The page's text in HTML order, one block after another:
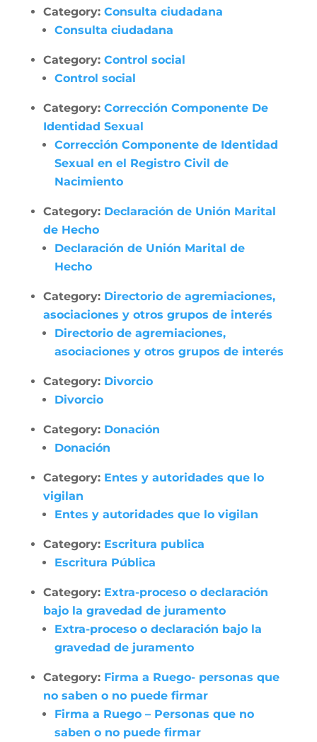
Category: Consulta ciudadana
Consulta ciudadana
Category: Control social
Control social
Category: Corrección Componente De
Identidad Sexual
Corrección Componente de Identidad
Sexual en el Registro Civil de
Nacimiento
Category: Declaración de Unión Marital
de Hecho
Declaración de Unión Marital de
Hecho
Category: Directorio de agremiaciones,
asociaciones y otros grupos de interés
Directorio de agremiaciones,
asociaciones y otros grupos de interés
Category: Divorcio
Divorcio
Category: Donación
Donación
Category: Entes y autoridades que lo
vigilan
Entes y autoridades que lo vigilan
Category: Escritura publica
Escritura Pública
Category: Extra-proceso o declaración
bajo la gravedad de juramento
Extra-proceso o declaración bajo la
gravedad de juramento
Category: Firma a Ruego- personas que
no saben o no puede firmar
Firma a Ruego – Personas que no
saben o no puede firmar